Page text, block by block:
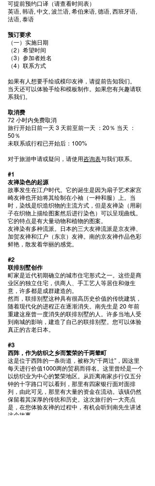
可提前预约口译（请查看时间表）
英语, 韩语, 中文, 波兰语, 希伯来语, 德语, 西班牙语,
法语, 泰语
预订要求
（一）实施日期
（2）希望时间
（3）参加者姓名
（4）联系方式
如果有人想要手绘或模印友禅，请提前告知我们。
当天还可以体验手绘和模板制作。如果您有兴趣请联
系我们。
取消费
72 小时内免费取消
旅行开始日前一天 3 天前至前一天 ：20％ 当天 ：
50％
未联系或行程已开始后：100%
对于旅游申请或疑问，请使用 咨询表与我们联系。
#1
友禅染色的起源
故事发生在江户时代。它的诞生是因为扇子艺术家宫
崎友禅也开始将其绘制在小袖（一种和服）上。当
时，染线是织造织物的主流方式，但是友禅染（用刷
子在织物上描绘图案然后进行染色）可以呈现曲线。
它的特点是有大量动物和植物的图案。
友禅染有多种流派。日本的三大友禅流派是京友禅、
加贺友禅和江户（东京）友禅。南的京友禅作品色彩
鲜艳，散发着华丽的感觉。
#2
联排别墅创作
町家是近代初期确立的城市住宅形式之一。这些是商
业区的独立住宅，供商人、手工艺人等居住和做生
意，许多都是成群建造的。
然而，联排别墅这种具有很高历史价值的传统建筑，
随着现代化的进程正在逐渐消失。南先生是 20 年前
重建这座曾一度消失的联排别墅的人。许多当地人受
到南城的影响，建造了自己的联排别墅。您可以体验
真正的古老日本。
#3
西阵，作为纺织之乡而繁荣的千两辇町
这是位于西阵的一条街道，被称为“千两辻”，因这里
每天进行价值1000两的贸易而得名。这里曾经是一个
以纺织业为中心的繁荣地区。从距离南家步行仅五分
钟的十字路口可以看到，那里有四家银行面对面排
列，由此可见，那里有大量的资金在流动。该镇仍然
保留着其深厚的传统和历史。这次旅行的一大亮点
是，在您体验友禅的过程中，有机会听到南先生讲述
这个故事。